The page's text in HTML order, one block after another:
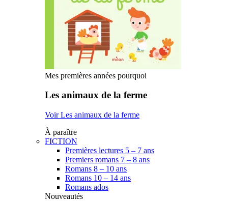
Mes premières années pourquoi
Les animaux de la ferme
Voir Les animaux de la ferme
À paraître
FICTION
Premières lectures 5 – 7 ans
Premiers romans 7 – 8 ans
Romans 8 – 10 ans
Romans 10 – 14 ans
Romans ados
Nouveautés